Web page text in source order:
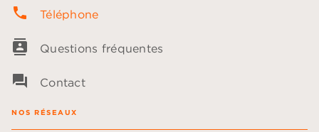
phone Téléphone
contacts Questions fréquentes
question_answer Contact
NOS RÉSEAUX